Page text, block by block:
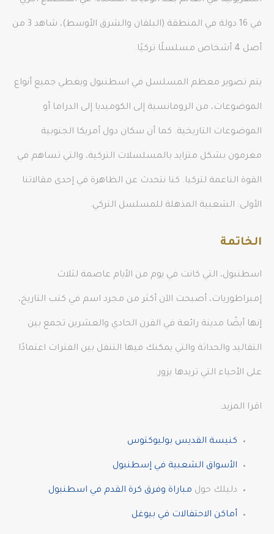
في 16 دولة في المنطقة (البلقان والشرق الأوسط)، شاهد 3 من
أصل 4 أشخاص مسلسلًا تركيًا.
يتم تصوير معظم المسلسل في اسطنبول ويغطي جميع أنواع
الموضوعات، من الرومانسية إلى الكوميديا ​​إلى الدراما أو
الموضوعات التاريخية. كما أن سكان دول أمريكا الجنوبية
مغرمون بشكل متزايد بالمسلسلات التركية، والتي تساهم في
القوة الناعمة لتركيا. كنا نتحدث عن الظاهرة في إحدى مقالاتنا
الأولى: الشعبية المذهلة للمسلسل التركي.
الخاتمة
اسطنبول، التي كانت في يوم من الأيام عاصمة لثلاث
إمبراطوريات، أصبحت الآن أكثر من مجرد اسم في كتب التاريخ،
إنها أيضًا مدينة رائعة في القرن الحادي والعشرين تجمع بين
التقاليد والحداثة والتي يمكنك فيها التنقل بين الفترات اعتمادًا
على الأحياء التي تريدها يزور.
اقرا المزيد:
كنيسة القديس بوليوكتوس
الأسواق الشعبية في إسطنبول
دليلك حول مباراة وفرق كرة القدم في اسطنبول
أماكن الاحتفالات في بيوغل